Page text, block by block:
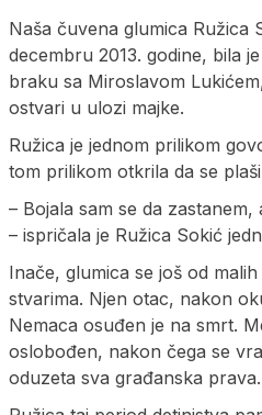
Naša čuvena glumica Ružica
decembru 2013. godine, bila
braku sa Miroslavom
ostvari u ulozi majke.
Ružica je jednom prilikom
tom prilikom otkrila da se
– Bojala sam se da
– ispričala je Ružica Sokić
Inače, glumica se još od
stvarima. Njen otac, nakon
Nemaca osuđen je na smrt.
oslobođen, nakon čega se
oduzeta sva građanska prava.